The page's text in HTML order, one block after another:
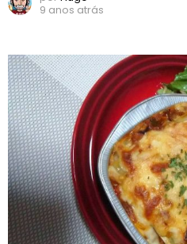
9 anos atrás